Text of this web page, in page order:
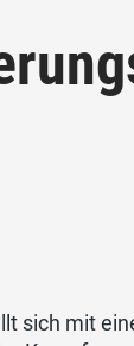
sich mit